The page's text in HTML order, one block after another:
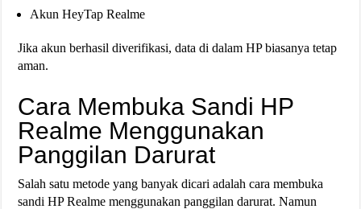
Akun HeyTap Realme
Jika akun berhasil diverifikasi, data di dalam HP biasanya tetap
aman.
Cara Membuka Sandi HP
Realme Menggunakan
Panggilan Darurat
Salah satu metode yang banyak dicari adalah cara membuka
sandi HP Realme menggunakan panggilan darurat. Namun